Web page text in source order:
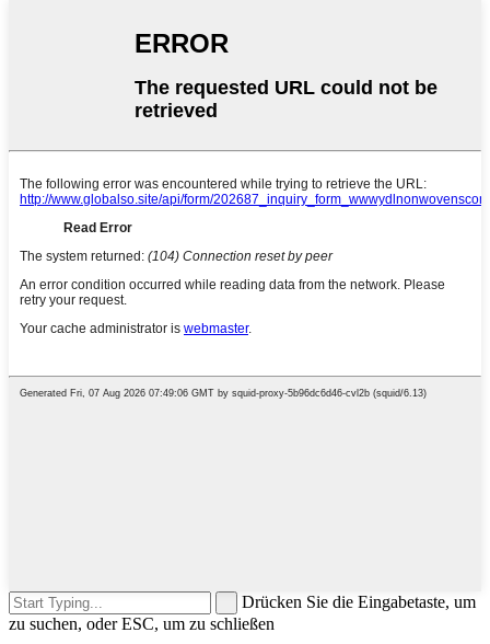
Drücken Sie die Eingabetaste, um
zu suchen, oder ESC, um zu schließen